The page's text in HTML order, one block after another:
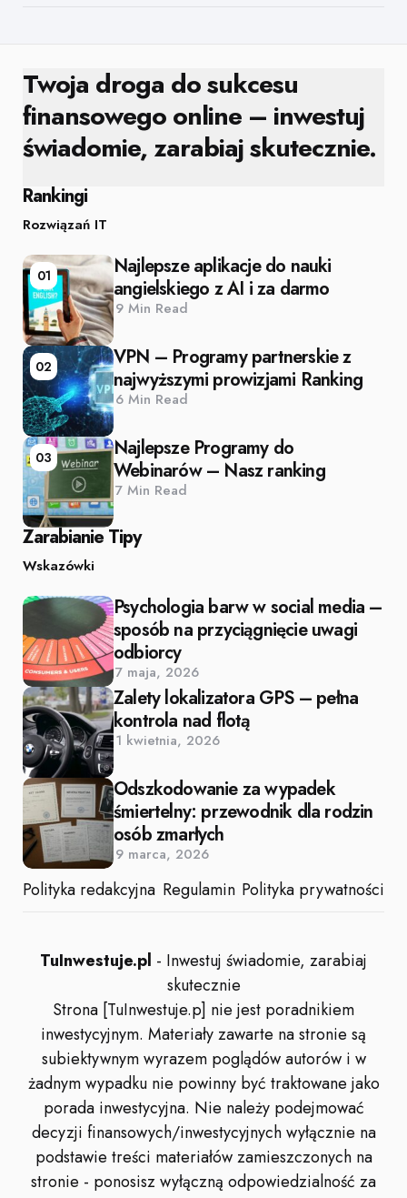
Twoja droga do sukcesu
finansowego online – inwestuj
świadomie, zarabiaj skutecznie.
Rankingi
Rozwiązań IT
01
Najlepsze aplikacje do nauki
angielskiego z AI i za darmo
9 Min Read
02
VPN – Programy partnerskie z
najwyższymi prowizjami Ranking
6 Min Read
03
Najlepsze Programy do
Webinarów – Nasz ranking
7 Min Read
Zarabianie Tipy
Wskazówki
Psychologia barw w social media –
sposób na przyciągnięcie uwagi
odbiorcy
7 maja, 2026
Zalety lokalizatora GPS – pełna
kontrola nad flotą
1 kwietnia, 2026
Odszkodowanie za wypadek
śmiertelny: przewodnik dla rodzin
osób zmarłych
9 marca, 2026
Polityka redakcyjna Regulamin Polityka prywatności
TuInwestuje.pl - Inwestuj świadomie, zarabiaj
skutecznie
Strona [TuInwestuje.p] nie jest poradnikiem
inwestycyjnym. Materiały zawarte na stronie są
subiektywnym wyrazem poglądów autorów i w
żadnym wypadku nie powinny być traktowane jako
porada inwestycyjna. Nie należy podejmować
decyzji finansowych/inwestycyjnych wyłącznie na
podstawie treści materiałów zamieszczonych na
stronie - ponosisz wyłączną odpowiedzialność za